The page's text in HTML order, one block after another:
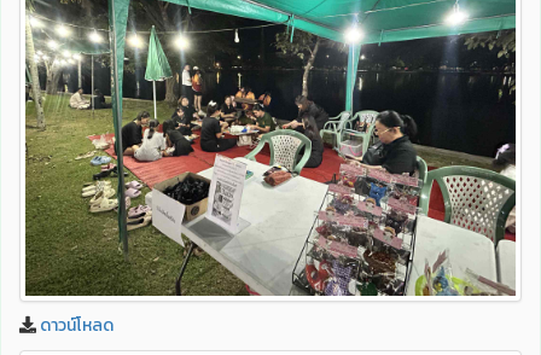
ดาวน์โหลด